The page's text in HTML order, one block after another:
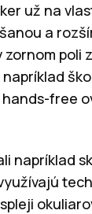
už na
a
free
napríklad